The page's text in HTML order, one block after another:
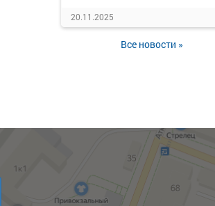
20.11.2025
Все новости »